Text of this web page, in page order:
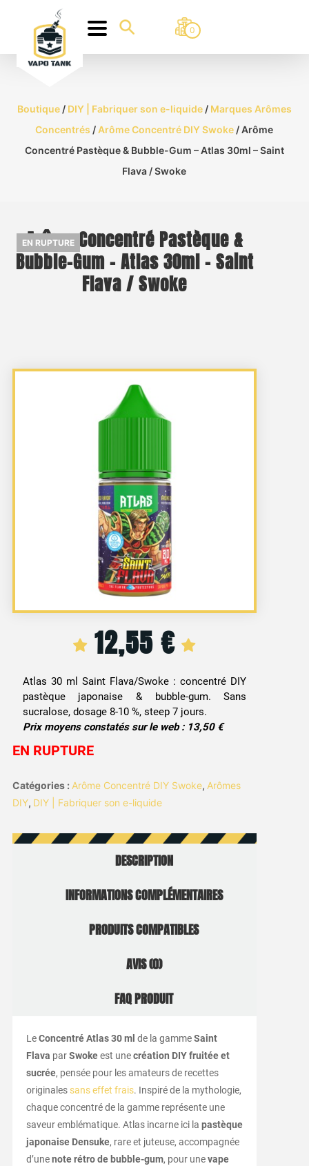
0
Boutique/ DIY | Fabriquer son e-liquide/ Marques Arômes
Concentrés / Arôme Concentré DIY Swoke / Arôme
Concentré Pastèque & Bubble-Gum – Atlas 30ml – Saint
Flava / Swoke
Arôme Concentré Pastèque &
Bubble-Gum – Atlas 30ml – Saint
Flava / Swoke
EN RUPTURE
12,55 €
Atlas 30 ml Saint Flava/Swoke : concentré DIY
pastèque japonaise & bubble-gum. Sans
sucralose, dosage 8-10 %, steep 7 jours.
Prix moyens constatés sur le web : 13,50 €
EN RUPTURE
Catégories : Arôme Concentré DIY Swoke, Arômes
DIY, DIY | Fabriquer son e-liquide
DESCRIPTION
INFORMATIONS COMPLÉMENTAIRES
PRODUITS COMPATIBLES
AVIS (0)
FAQ PRODUIT
LeConcentré Atlas 30 ml de la gammeSaint
Flava parSwokeest unecréation DIY fruitée et
sucrée, pensée pour les amateurs de recettes
originales sans effet frais. Inspiré de la mythologie,
chaque concentré de la gamme représente une
saveur emblématique. Atlas incarne ici la pastèque
japonaise Densuke, rare et juteuse, accompagnée
d’unenote rétro de bubble-gum, pour unevape